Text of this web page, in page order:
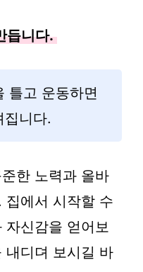
듭니다.
틀고 운동하면
집니다.
한 노력과 올바
집에서 시작할 수
자신감을 얻어보
내디뎌 보시길 바